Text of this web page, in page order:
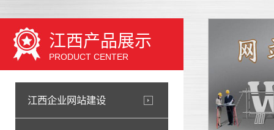
江西产品展示
PRODUCT CENTER
江西企业网站建设